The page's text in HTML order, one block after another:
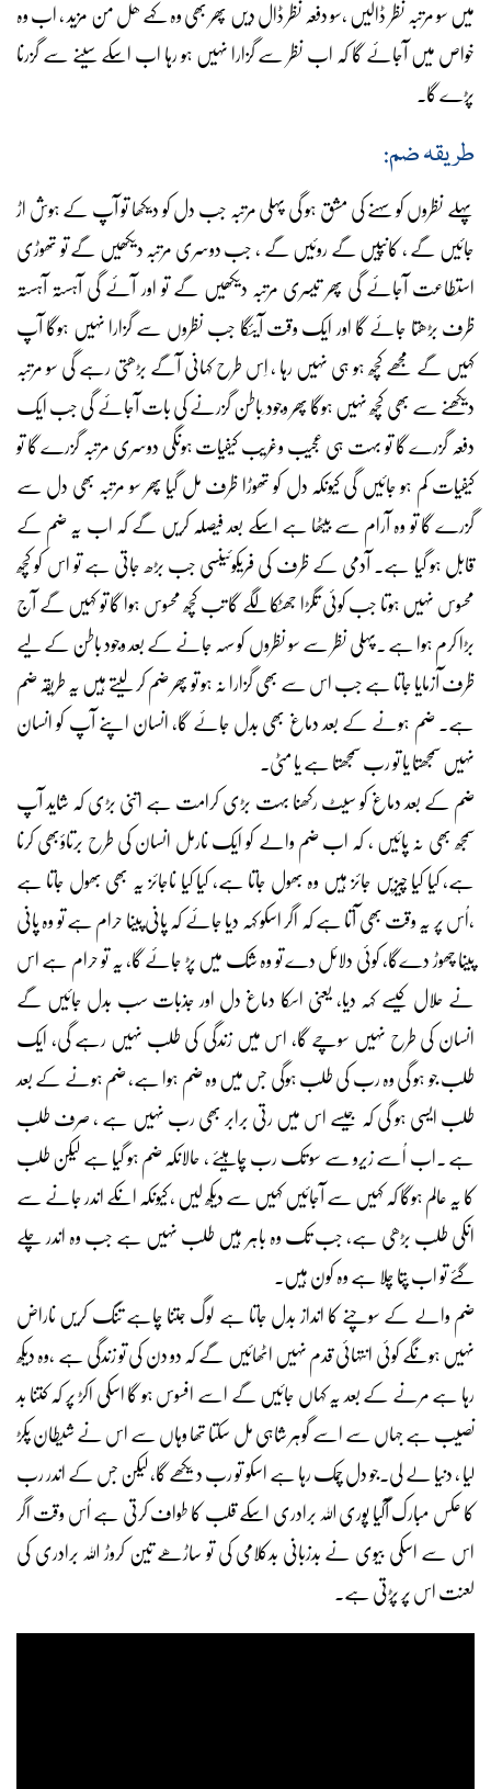
میں سو مرتبہ نظر ڈالیں ،سو دفعہ نظر ڈال دیں پھر بھی وہ کہے ھل من مزید ، اب وہ
خواص میں آجائے گا کہ اب نظر سے گزارا نہیں ہو رہا اب اسکے سینے سے گزرنا
پڑے گا۔
طریقہ ضم:
پہلے نظروں کو سہنے کی مشق ہو گی پہلی مرتبہ جب دل کو دیکھا تو آپ کے ہوش اڑ
جائیں گے ، کانپیں گے روئیں گے ، جب دوسری مرتبہ دیکھیں گے تو تھوڑی
استطاعت آجائے گی پھر تیسری مرتبہ دیکھیں گے تو اور آئے گی آہستہ آہستہ
ظرف بڑھتا جائے گا اور ایک وقت آیئگا جب نظروں سے گزارا نہیں ہوگا آپ
کہیں گے مجھے کچھ ہو ہی نہیں رہا ، اِس طرح کہانی آگے بڑھتی رہے گی سو مرتبہ
دیکھنے سے بھی کچھ نہیں ہوگا پھر وجود ِباطن گزرنے کی بات آجائے گی جب ایک
دفعہ گزرے گا تو بہت ہی عجیب وغریب کیفیات ہونگی دوسری مرتبہ گزرے گا تو
کیفیات کم ہو جائیں گی کیونکہ دل کو تھوڑا ظرف مل گیا پھر سو مرتبہ بھی دل سے
گزرے گا تو وہ آرام سے بیٹھا ہے اسکے بعد فیصلہ کریں گے کہ اب یہ ضم کے
قابل ہو گیا ہے۔ آدمی کے ظرف کی فریکوئینسی جب بڑھ جاتی ہے تو اس کو کچھ
محسوس نہیں ہوتا جب کوئی تگڑا جھٹکا لگے گا تب کچھ محسوس ہوا گا تو کہیں گے آج
بڑا کرم ہوا ہے ۔پہلی نظر سے سو نظروں کو سہہ جانے کے بعد وجود باطن کے لیے
ظرف آزمایا جاتا ہے جب اس سے بھی گزارا نہ ہو تو پھر ضم کر لیتے ہیں یہ طریقہ ضم
ہے۔ ضم ہونے کے بعد دماغ بھی بدل جائے گا، انسان اپنے آپ کو انسان
نہیں سمجھتا یا تو رب سمجھتا ہے یا مٹی۔
ضم کے بعد دماغ کو سیٹ رکھنا بہت بڑی کرامت ہے اتنی بڑی کہ شاید آپ
سمجھ بھی نہ پائیں ، کہ اب ضم والے کو ایک نارمل انسان کی طرح برتاؤبھی کرنا
ہے، کیا کیا چیزیں جائز ہیں وہ بھول جاتا ہے، کیا کیا ناجائز یہ بھی بھول جاتا ہے
،اُس پر یہ وقت بھی آتا ہے کہ اگر اسکو کہہ دیا جائے کہ پانی پینا حرام ہے تو وہ پانی
پینا چھوڑ دےگا، کوئی دلائل دے تو وہ شک میں پڑ جائے گا، یہ تو حرام ہے اس
نے حلال کیسے کہہ دیا، یعنی اسکا دماغ دل اور جذبات سب بدل جائیں گے
انسان کی طرح نہیں سوچے گا، اس میں زندگی کی طلب نہیں رہے گی، ایک
طلب جو ہو گی وہ رب کی طلب ہوگی جس میں وہ ضم ہوا ہے، ضم ہونے کے بعد
طلب ایسی ہو گی کہ جیسے اس میں رتی برابر بھی رب نہیں ہے ، صرف طلب
ہے ۔اب اُسے زیرو سے سو تک رب چاہیئے ، حالانکہ ضم ہو گیا ہے لیکن طلب
کا یہ عالم ہوگا کہ کہیں سے آجائیں کہیں سے دیکھ لیں ، کیونکہ انکے اندر جانے سے
انکی طلب بڑھی ہے، جب تک وہ باہر ہیں طلب نہیں ہے جب وہ اندر چلے
گئے تو اب پتا چلا ہے وہ کون ہیں۔
ضم والے کے سوچنے کا انداز بدل جاتا ہے لوگ جتنا چاہے تنگ کریں ناراض
نہیں ہونگے کوئی انتہائی قدم نہیں اٹھائیں گے کہ دو دن کی تو زندگی ہے ،وہ دیکھ
رہا ہے مرنے کے بعد یہ کہاں جائیں گے اسے افسوس ہو گا اسکی اکڑ پر کہ کتنا بد
نصیب ہے جہاں سے اسے گوہر شاہی مل سکتا تھا وہاں سے اس نے شیطان پکڑ
لیا ، دنیا لے لی۔جو دل چمک رہا ہے اسکو تو رب دیکھے گا، لیکن جس کے اندر رب
کا عکس مبارک آگیا پوری اللہ برادری اسکے قلب کا طواف کرتی ہے اُس وقت اگر
اس سے اسکی بیوی نے بدزبانی بدکلامی کی تو ساڑھے تین کروڑ اللہ برادری کی
لعنت اس پر پڑتی ہے۔